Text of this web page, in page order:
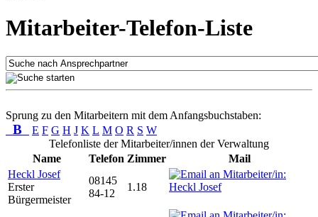
Mitarbeiter-Telefon-Liste
Sprung zu den Mitarbeitern mit dem Anfangsbuchstaben:
B E F G H J K L M O R S W
Telefonliste der Mitarbeiter/innen der Verwaltung
Name
Telefon Zimmer
Mail
Heckl Josef
Erster
Bürgermeister
08145
84-12
1.18